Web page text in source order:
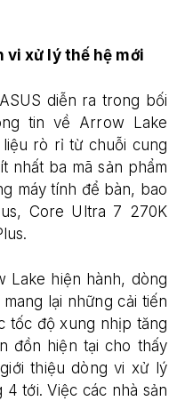
vi xử lý thế hệ mới
diễn ra trong bối
tin về Arrow Lake
rò rỉ từ chuỗi cung
nhất ba mã sản phẩm
máy tính để bàn, bao
Core Ultra 7 270K
Lake hiện hành, dòng
lại những cải tiến
tốc độ xung nhịp tăng
đồn hiện tại cho thấy
thiệu dòng vi xử lý
tới. Việc các nhà sản